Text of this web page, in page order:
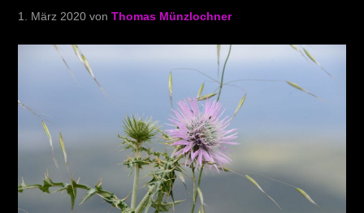
1. März 2020 vonThomas Münzlochner